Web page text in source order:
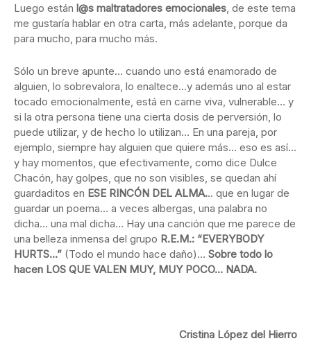
Luego están l@s maltratadores emocionales, de este tema
me gustaría hablar en otra carta, más adelante, porque da
para mucho, para mucho más.
Sólo un breve apunte… cuando uno está enamorado de
alguien, lo sobrevalora, lo enaltece…y además uno al estar
tocado emocionalmente, está en carne viva, vulnerable… y
si la otra persona tiene una cierta dosis de perversión, lo
puede utilizar, y de hecho lo utilizan… En una pareja, por
ejemplo, siempre hay alguien que quiere más… eso es así…
y hay momentos, que efectivamente, como dice Dulce
Chacón, hay golpes, que no son visibles, se quedan ahí
guardaditos en ESE RINCÓN DEL ALMA... que en lugar de
guardar un poema… a veces albergas, una palabra no
dicha… una mal dicha… Hay una canción que me parece de
una belleza inmensa del grupo R.E.M.: “EVERYBODY
HURTS…” (Todo el mundo hace daño)… Sobre todo lo
hacen LOS QUE VALEN MUY, MUY POCO… NADA.
Cristina López del Hierro